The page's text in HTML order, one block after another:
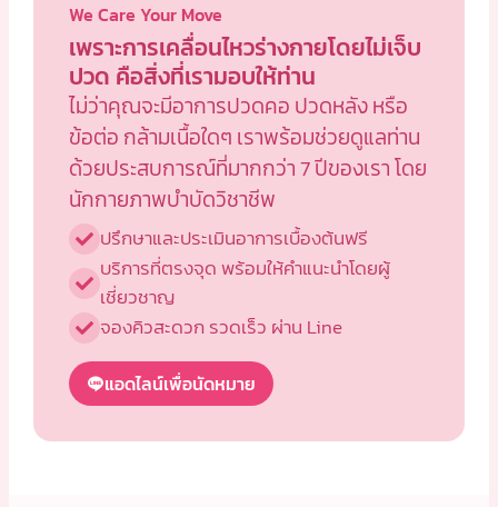
We Care Your Move
เพราะการเคลื่อนไหวร่างกายโดยไม่เจ็บ
ปวด คือสิ่งที่เรามอบให้ท่าน
ไม่ว่าคุณจะมีอาการปวดคอ ปวดหลัง หรือ
ข้อต่อ กล้ามเนื้อใดๆ เราพร้อมช่วยดูแลท่าน
ด้วยประสบการณ์ที่มากกว่า 7 ปีของเรา โดย
นักกายภาพบำบัดวิชาชีพ
ปรึกษาและประเมินอาการเบื้องต้นฟรี
บริการที่ตรงจุด พร้อมให้คำแนะนำโดยผู้
เชี่ยวชาญ
จองคิวสะดวก รวดเร็ว ผ่าน Line
แอดไลน์เพื่อนัดหมาย